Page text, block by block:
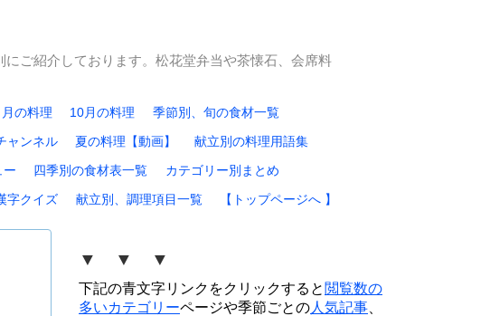
ご紹介しております。松花堂弁当や茶懐石、会席料
月の料理 10月の料理
季節別、旬の食材一覧
ャンネル 夏の料理【動画】
献立別の料理用語集
ー 四季別の食材表一覧
カテゴリー別まとめ
字クイズ 献立別、調理項目一覧 【トップページへ 】
▼ ▼ ▼
下記の青文字リンクをクリックすると 閲覧数の
多いカテゴリーページや季節ごとの人気記事